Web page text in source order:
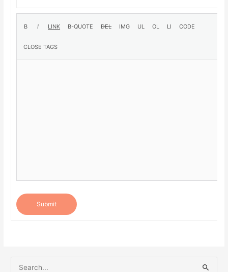
Submit